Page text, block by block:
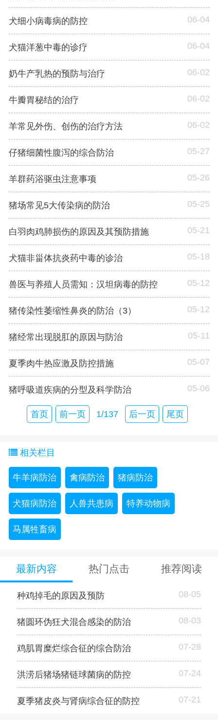
犬细小病毒病的防控 06-04
犬猫洋葱中毒的诊疗 06-04
奶牛产乳热的预防与治疗 06-02
牛瓣胃秘结的治疗 06-02
羊常见外伤、创伤的治疗方法 06-02
仔猪细菌性腹泻的综合防治 05-27
羊群药浴驱虫注意事项 05-26
猪场常见5大传染病的防治 05-25
白羽肉鸡肺损伤的原因及其预防措施 05-21
犬猫非甾体抗炎药中毒的诊治 05-18
兽医与养殖人员需知：汉坦病毒的防控 05-12
猪传染性萎缩性鼻炎的防治（3） 05-12
猪经常出现脱肛的原因与防治 05-11
夏季肉牛热应激及防控措施 05-07
猪呼吸道疾病的分型及科学防治 05-06
首页 前一页 1/137 后一页 尾页
相关栏目
牛羊病防治 禽病防治 猪病防治
犬猫病防治 人兽共患病 特养动物病
马属牲畜病
最新内容 热门点击 推荐阅读
种鸡掉毛的原因及预防 08-05
猪圆环伪狂犬混合感染的防治 08-03
鸡肌胃糜烂综合征的综合防治 07-28
洪涝后猪场猪链球菌病的防控 07-24
夏季猪皮炎与肾病综合征的防控 07-21